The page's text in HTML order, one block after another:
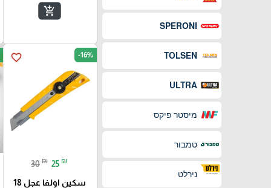
SPERONI
TOLSEN
ULTRA
מיסטר פיקס
טמבור
נירלט
add_shopping_cart
favorite_border -16%
30 ₪ 25 ₪
سكين اولفا عجل 18